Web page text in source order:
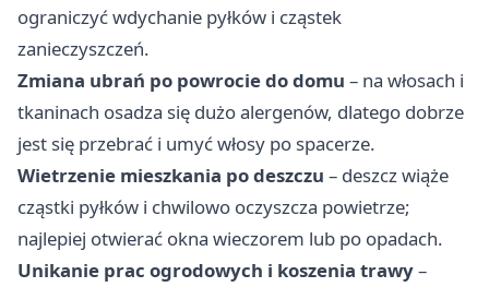
ograniczyć wdychanie pyłków i cząstek
zanieczyszczeń.
Zmiana ubrań po powrocie do domu – na włosach i
tkaninach osadza się dużo alergenów, dlatego dobrze
jest się przebrać i umyć włosy po spacerze.
Wietrzenie mieszkania po deszczu – deszcz wiąże
cząstki pyłków i chwilowo oczyszcza powietrze;
najlepiej otwierać okna wieczorem lub po opadach.
Unikanie prac ogrodowych i koszenia trawy–